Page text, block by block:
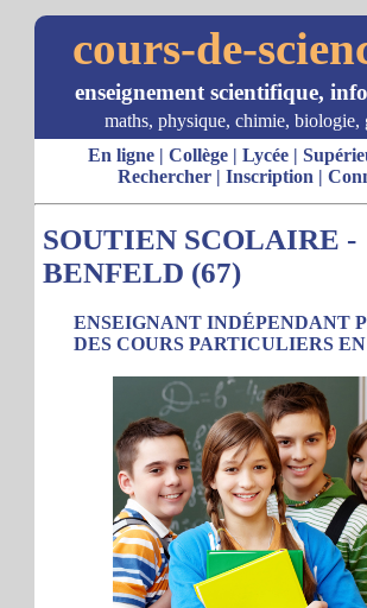
cours-de-
enseignement scientifique,
maths, physique, chimie, biologie,
En ligne| Collège| Lycée|
Rechercher| Inscription |
SOUTIEN SCOLAIRE -
BENFELD (67)
ENSEIGNANT INDÉPENDANT
DES COURS PARTICULIERS